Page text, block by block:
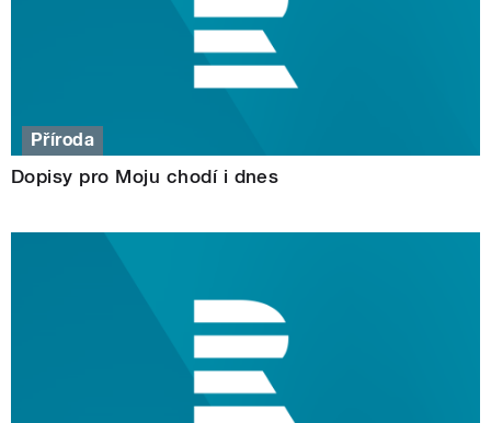
Příroda
Dopisy pro Moju chodí i dnes